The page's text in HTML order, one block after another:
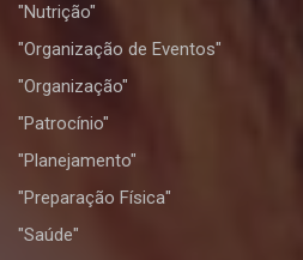
"Nutrição"
"Organização de Eventos"
"Organização"
"Patrocínio"
"Planejamento"
"Preparação Física"
"Saúde"